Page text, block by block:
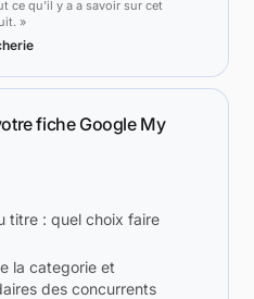
ce qu'il y a a savoir sur cet
»
fiche Google My
titre : quel choix faire
la categorie et
des concurrents